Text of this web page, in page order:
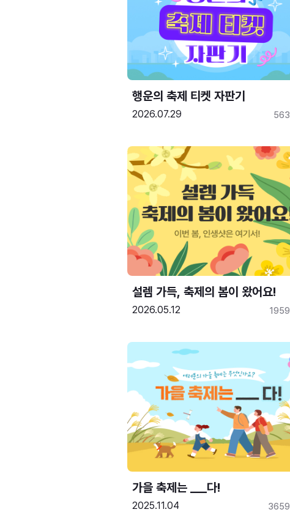
행운의 축제 티켓 자판기
2026.07.29 563
설렘 가득, 축제의 봄이 왔어요!
2026.05.12 1959
2025.11.04 3659